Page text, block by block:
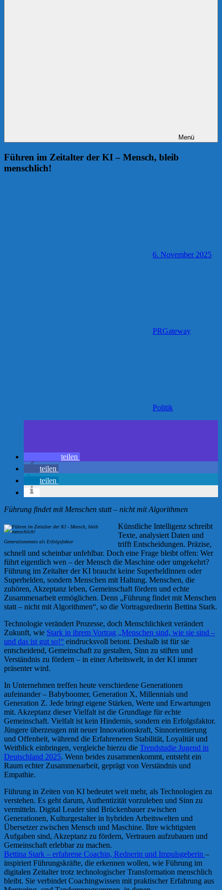
Menü
Führen im Zeitalter der KI – Mensch, bleib
menschlich!
6. November 2025
PRGateway
Politik
teilen
teilen
teilen
Führung findet mit Menschen statt – nicht mit Algorithmen
Generationenmix als Erfolgsfaktor
Künstliche Intelligenz schreibt
Texte, analysiert Daten und
trifft Entscheidungen. Präzise,
schnell und scheinbar unfehlbar. Doch eine Frage bleibt offen: Wer
führt eigentlich wen – der Mensch die Maschine oder umgekehrt?
Führung im Zeitalter der KI braucht keine Superheldinnen oder
Superhelden, sondern Menschen mit Haltung. Menschen, die
zuhören, Akzeptanz leben, Gemeinschaft fördern und echte
Zusammenarbeit ermöglichen. Denn „Führung findet mit Menschen
statt – nicht mit Algorithmen“, so die Vortragsrednerin Bettina Stark.
Technologie verändert Prozesse, doch Menschlichkeit verändert
Zukunft, wie Stark in ihrem Vortrag „Menschen sind, wie sie sind –
und das ist gut so!“ eindrucksvoll betont. Deshalb ist für sie
entscheidend, Gemeinschaft zu gestalten, Sinn zu stiften und
Verständnis zu fördern – in einer Arbeitswelt, in der KI immer
präsenter wird.
In Unternehmen treffen heute verschiedene Generationen
aufeinander – Babyboomer, Generation X, Millennials und
Generation Z. Jede bringt eigene Stärken, Werte und Erwartungen
mit. Akzeptanz dieser Vielfalt ist die Grundlage für echte
Gemeinschaft. Vielfalt ist kein Hindernis, sondern ein Erfolgsfaktor.
Jüngere überzeugen mit neuer Innovationskraft, Sinnorientierung
und Offenheit, während die Erfahreneren Stabilität, Loyalität und
Weitblick einbringen, vergleiche hierzu die Trendstudie Jugend in
Deutschland 2025. Wenn beides zusammenkommt, entsteht ein
Raum echter Zusammenarbeit, geprägt von Verständnis und
Empathie.
Führung in Zeiten von KI bedeutet weit mehr, als Technologien zu
verstehen. Es geht darum, Authentizität vorzuleben und Sinn zu
vermitteln. Digital Leader sind Brückenbauer zwischen
Generationen, Kulturgestalter in hybriden Arbeitswelten und
Übersetzer zwischen Mensch und Maschine. Ihre wichtigsten
Aufgaben sind, Akzeptanz zu fördern, Vertrauen aufzubauen und
Gemeinschaft erlebbar zu machen.
Bettina Stark – erfahrene Coachin, Rednerin und Impulsgeberin –
inspiriert Führungskräfte, die erkennen wollen, wie Führung im
digitalen Zeitalter trotz technologischer Transformation menschlich
bleibt. Sie verbindet Coachingwissen mit praktischer Erfahrung aus